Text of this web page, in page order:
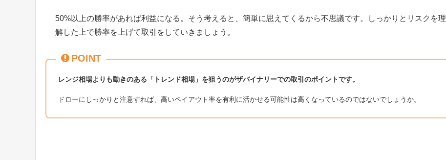
50%以上の勝率があれば利益になる。そう考えると、簡単に思えてくるから不思議です。しっかりとリスクを理
解した上で勝率を上げて取引をしていきましょう。
POINT
レンジ相場よりも動きのある「トレンド相場」を狙うのがザバイナリーでの取引のポイントです。
ドローにしっかりと注意すれば、高いペイアウト率を有利に活かせる可能性は高くなっているのではないでしょうか。